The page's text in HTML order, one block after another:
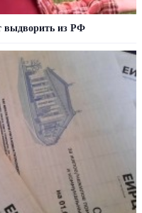
выдворить из РФ